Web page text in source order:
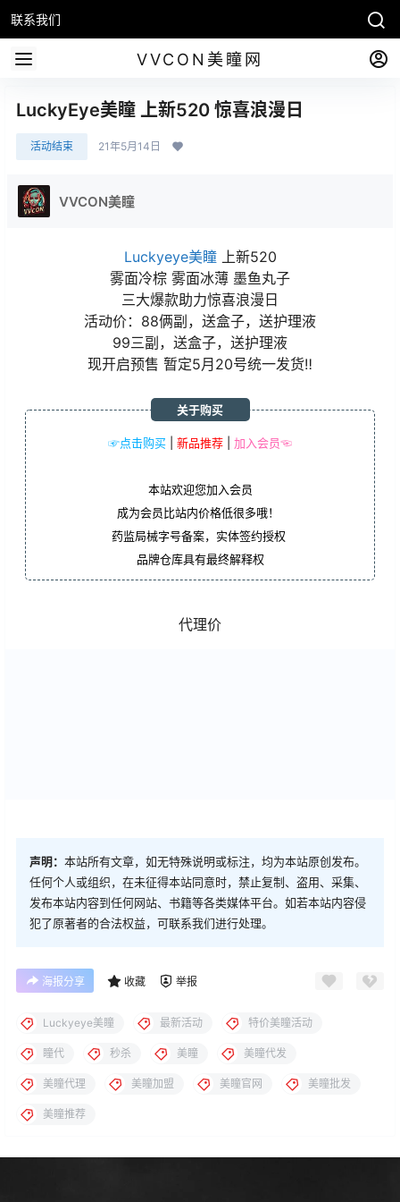
联系我们
VVCON美瞳网
LuckyEye美瞳 上新520 惊喜浪漫日
活动结束 21年5月14日
VVCON美瞳
Luckyeye美瞳上新520
雾面冷棕 雾面冰薄 墨鱼丸子
三大爆款助力惊喜浪漫日
活动价：88俩副，送盒子，送护理液
99三副，送盒子，送护理液
现开启预售 暂定5月20号统一发货‼
☞点击购买 新品推荐 加入会员☜
关于购买
本站欢迎您加入会员
成为会员比站内价格低很多哦！
药监局械字号备案，实体签约授权
品牌仓库具有最终解释权
代理价
声明： 本站所有文章，如无特殊说明或标注，均为本站原创发布。
任何个人或组织，在未征得本站同意时，禁止复制、盗用、采集、
发布本站内容到任何网站、书籍等各类媒体平台。如若本站内容侵
犯了原著者的合法权益，可联系我们进行处理。
海报分享 收藏 举报
Luckyeye美瞳 最新活动 特价美瞳活动
瞳代 秒杀 美瞳 美瞳代发
美瞳代理 美瞳加盟 美瞳官网 美瞳批发
美瞳推荐